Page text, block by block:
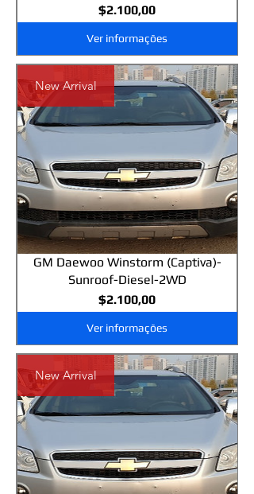
$2.100,00Preço
Ver informações
New Arrival
GM Daewoo Winstorm (Captiva)-
Sunroof-Diesel-2WD
$2.100,00Preço
Ver informações
New Arrival